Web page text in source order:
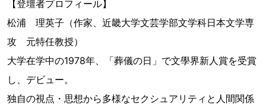
【登壇者プロフィール】
松浦 理英子（作家、近畿大学文芸学部文学科日本文学専
攻 元特任教授）
大学在学中の1978年、「葬儀の日」で文學界新人賞を受賞
し、デビュー。
独自の視点・思想から多様なセクシュアリティと人間関係